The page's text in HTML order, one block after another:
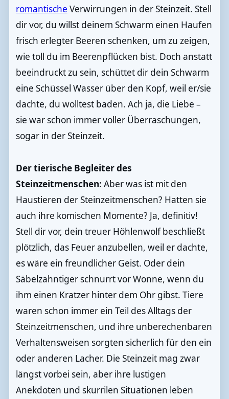
romantische Verwirrungen in der Steinzeit. Stell
dir vor, du willst deinem Schwarm einen Haufen
frisch erlegter Beeren schenken, um zu zeigen,
wie toll du im Beerenpflücken bist. Doch anstatt
beeindruckt zu sein, schüttet dir dein Schwarm
eine Schüssel Wasser über den Kopf, weil er/sie
dachte, du wolltest baden. Ach ja, die Liebe –
sie war schon immer voller Überraschungen,
sogar in der Steinzeit.
Der tierische Begleiter des
Steinzeitmenschen: Aber was ist mit den
Haustieren der Steinzeitmenschen? Hatten sie
auch ihre komischen Momente? Ja, definitiv!
Stell dir vor, dein treuer Höhlenwolf beschließt
plötzlich, das Feuer anzubellen, weil er dachte,
es wäre ein freundlicher Geist. Oder dein
Säbelzahntiger schnurrt vor Wonne, wenn du
ihm einen Kratzer hinter dem Ohr gibst. Tiere
waren schon immer ein Teil des Alltags der
Steinzeitmenschen, und ihre unberechenbaren
Verhaltensweisen sorgten sicherlich für den ein
oder anderen Lacher. Die Steinzeit mag zwar
längst vorbei sein, aber ihre lustigen
Anekdoten und skurrilen Situationen leben